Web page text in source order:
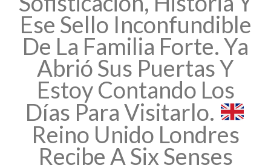
Ese Sello Inconfundible
De La Familia Forte. Ya
Abrió Sus Puertas Y
Estoy Contando Los
Días Para Visitarlo.
Reino Unido Londres
Recibe A Six Senses